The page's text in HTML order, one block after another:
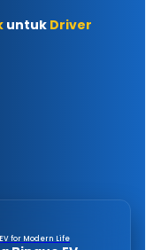
untuk Driver
for Modern Life